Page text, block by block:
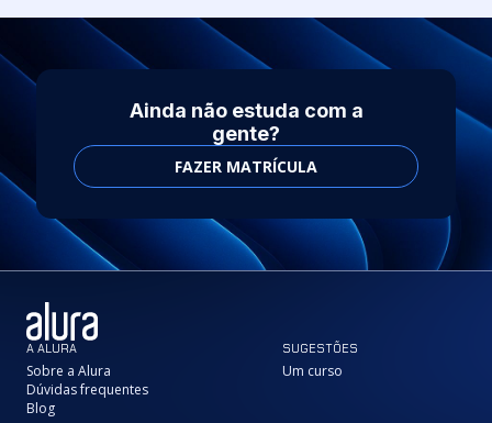
Ainda não estuda com a
gente?
FAZER MATRÍCULA
A ALURA
Sobre a Alura
Dúvidas frequentes
Blog
SUGESTÕES
Um curso